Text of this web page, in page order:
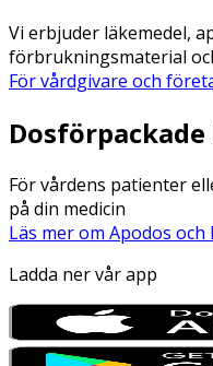
Vi erbjuder läkemedel,
förbrukningsmaterial
För vårdgivare och
För vårdens patienter
på din medicin
Läs mer om Apodos och
Ladda ner vår app